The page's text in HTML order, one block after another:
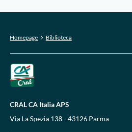
Homepage Biblioteca
CRAL CA Italia APS
Via La Spezia 138 - 43126 Parma